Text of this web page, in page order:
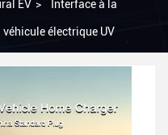
EV > Interface à la
électrique UV